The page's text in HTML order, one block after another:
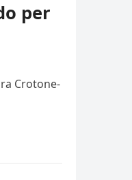
per
Crotone-